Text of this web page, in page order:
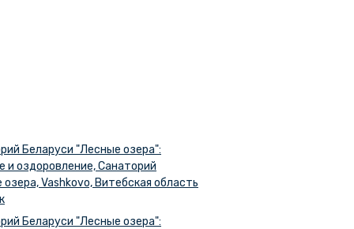
Беларуси "Лесные озера":
и оздоровление, Санаторий
Vashkovo, Витебская область
Беларуси "Лесные озера":